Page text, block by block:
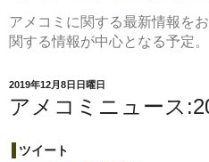
アメコミに関する最新情報を
関する情報が中心となる予定。
2019年12月8日日曜日
アメコミニュース
ツイート